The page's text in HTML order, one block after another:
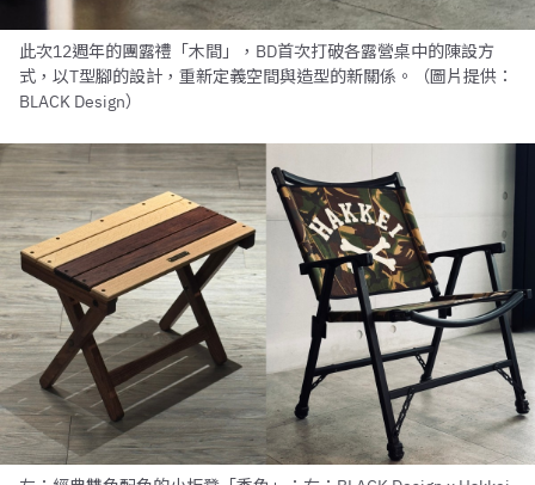
此次12週年的團露禮「木間」，BD首次打破各露營桌中的陳設方
式，以T型腳的設計，重新定義空間與造型的新關係。（圖片提供：
BLACK Design）